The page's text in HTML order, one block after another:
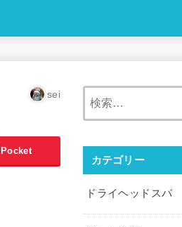
sei
Pocket
カテゴリー
ドライヘッドスパ